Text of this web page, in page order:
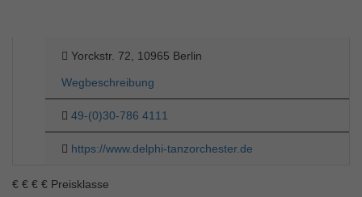
Yorckstr. 72, 10965 Berlin
Wegbeschreibung
49-(0)30-786 4111
https://www.delphi-tanzorchester.de
€ € € € Preisklasse